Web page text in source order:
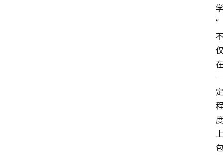
学
”
不
仅
在
一
定
程
度
上
包